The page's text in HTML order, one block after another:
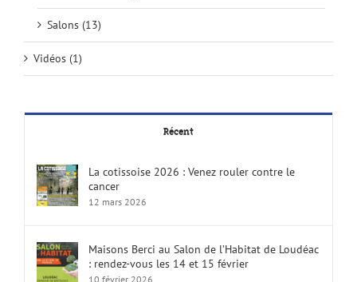
Salons (13)
Vidéos (1)
Récent
La cotissoise 2026 : Venez rouler contre le
cancer
12 mars 2026
Maisons Berci au Salon de l’Habitat de Loudéac
: rendez-vous les 14 et 15 février
10 février 2026